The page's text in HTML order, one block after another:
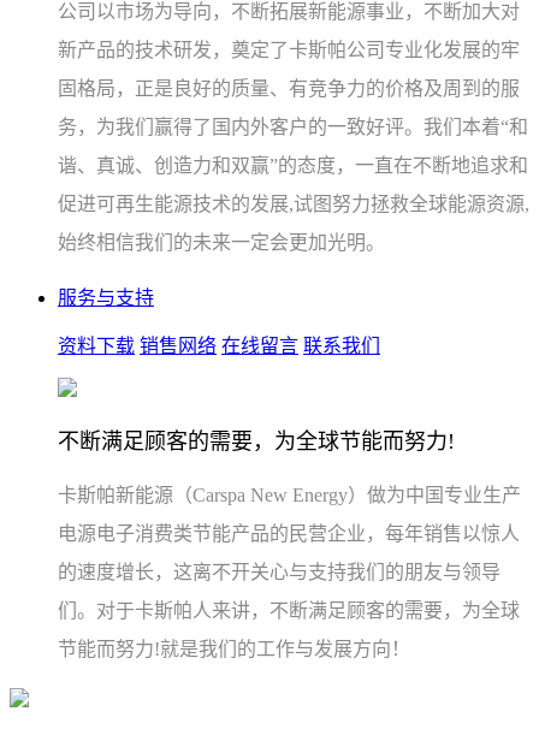
公司以市场为导向，不断拓展新能源事业，不断加大对
新产品的技术研发，奠定了卡斯帕公司专业化发展的牢
固格局，正是良好的质量、有竞争力的价格及周到的服
务，为我们赢得了国内外客户的一致好评。我们本着“和
谐、真诚、创造力和双赢”的态度，一直在不断地追求和
促进可再生能源技术的发展,试图努力拯救全球能源资源,
始终相信我们的未来一定会更加光明。
服务与支持
资料下载 销售网络 在线留言 联系我们
不断满足顾客的需要，为全球节能而努力!
卡斯帕新能源（Carspa New Energy）做为中国专业生产
电源电子消费类节能产品的民营企业，每年销售以惊人
的速度增长，这离不开关心与支持我们的朋友与领导
们。对于卡斯帕人来讲，不断满足顾客的需要，为全球
节能而努力!就是我们的工作与发展方向！